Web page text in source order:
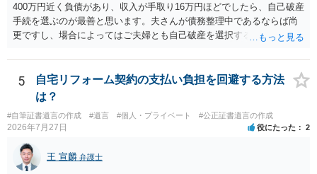
400万円近く負債があり、収入が手取り16万円ほどでしたら、自己破産
手続を選ぶのが最善と思います。夫さんが債務整理中であるならば尚
更ですし、場合によってはご夫婦とも自己破産を選択する方法もある
5
自宅リフォーム契約の支払い負担を回避する方法
は？
#自筆証書遺言の作成 #遺言 #個人・プライベート #公正証書遺言の作成
2026年7月27日 役にたった 2
王 宣麟 弁護士